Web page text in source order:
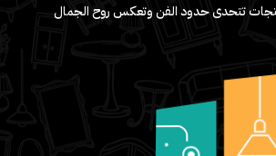
تتحدى حدود الفن وتعكس روح الجمال